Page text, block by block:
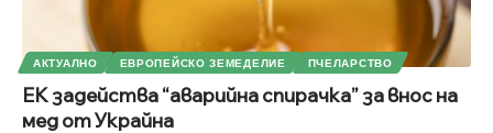
АКТУАЛНО ЕВРОПЕЙСКО ЗЕМЕДЕЛИЕ ПЧЕЛАРСТВО
ЕК задейства “аварийна спирачка” за внос на
мед от Украйна